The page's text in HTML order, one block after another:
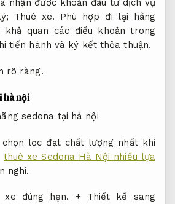
nhận được khoản đầu tư dịch vụ
Thuê xe.
Phù hợp đi lại hằng
khả quan các điều khoản trong
tiến hành và ký kết thỏa thuận.
rõ ràng.
hà nội
lọc đạt chất lượng nhất khi
thuê xe Sedona Hà Nội nhiều lựa
nghi.
xe đúng hẹn. + Thiết kế sang